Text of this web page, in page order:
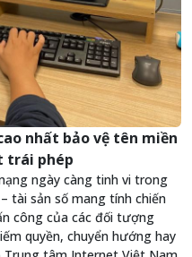
cao nhất bảo vệ tên miền
trái phép
ngày càng tinh vi trong
tài sản số mang tính chiến
công của các đối tượng
quyền, chuyển hướng hay